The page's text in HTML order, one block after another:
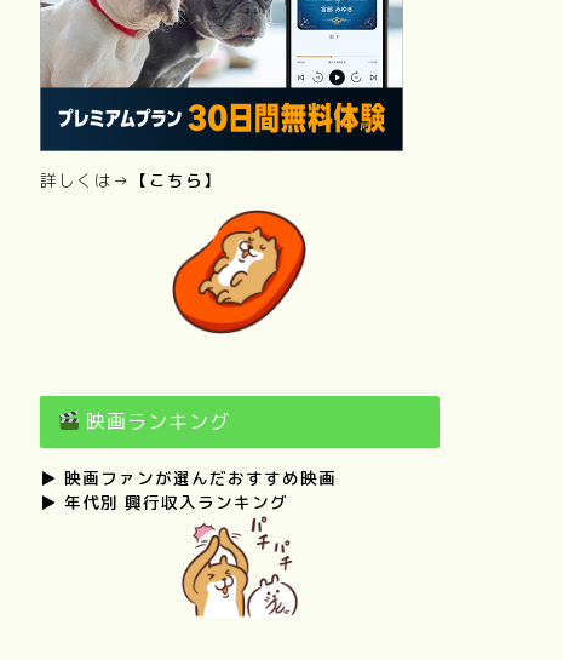
詳しくは→ 【こちら】
映画ランキング
▶ 映画ファンが選んだおすすめ映画
▶ 年代別 興行収入ランキング